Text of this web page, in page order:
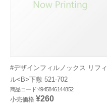
#デザインフィルノックス リフィ
ル<B>下敷 521-702
商品コード:4945846144852
小売価格 ¥260